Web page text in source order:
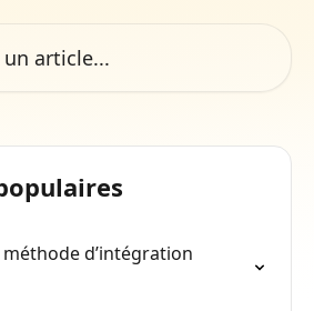
d’intégration